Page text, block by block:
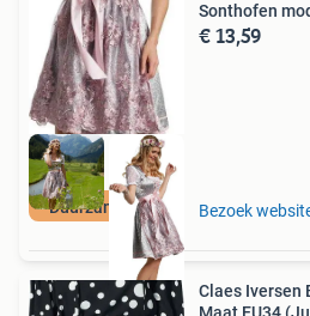
Duurzame Deal
Sonthofen
€ 13,59
Bezoek
Claes Iversen